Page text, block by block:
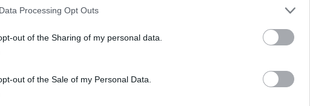
Processing Opt Outs
out of the Sharing of my personal data.
out of the Sale of my Personal Data.